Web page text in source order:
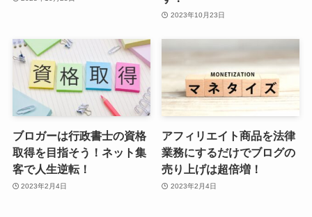
2023年10月23日
ブロガーは行政書士の資格
取得を目指そう！ネット集
客で人生逆転！
2023年2月4日
アフィリエイト商品を法律
業務にするだけでブログの
売り上げは超倍増！
2023年2月4日